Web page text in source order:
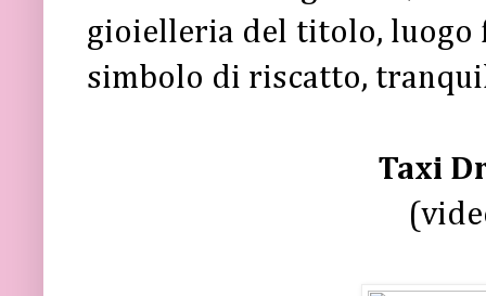
gioielleria del titolo, luogo
simbolo di riscatto,
Taxi